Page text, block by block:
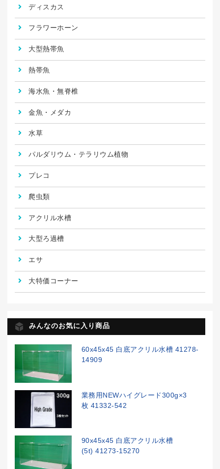
ディスカス
フラワーホーン
大型熱帯魚
熱帯魚
海水魚・無脊椎
金魚・メダカ
水草
パルダリウム・テラリウム植物
プレコ
爬虫類
アクリル水槽
大型ろ過槽
エサ
大特価コーナー
みんなのお気に入り商品
60x45x45 白底アクリル水槽 41278-
14909
業務用NEWハイグレード300g×3
枚 41332-542
90x45x45 白底アクリル水槽
(5t) 41273-15270